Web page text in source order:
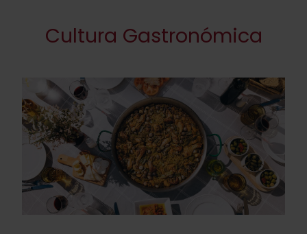
Cultura Gastronómica